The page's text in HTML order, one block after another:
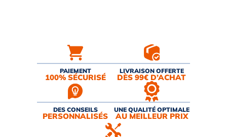
PAIEMENT
100% SÉCURISÉ
LIVRAISON OFFERTE
DÈS 99€ D’ACHAT
DES CONSEILS
PERSONNALISÉS
UNE QUALITÉ OPTIMALE
AU MEILLEUR PRIX